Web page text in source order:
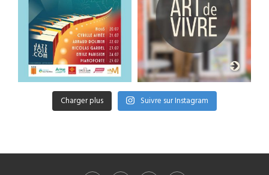
Charger plus Suivre sur Instagram